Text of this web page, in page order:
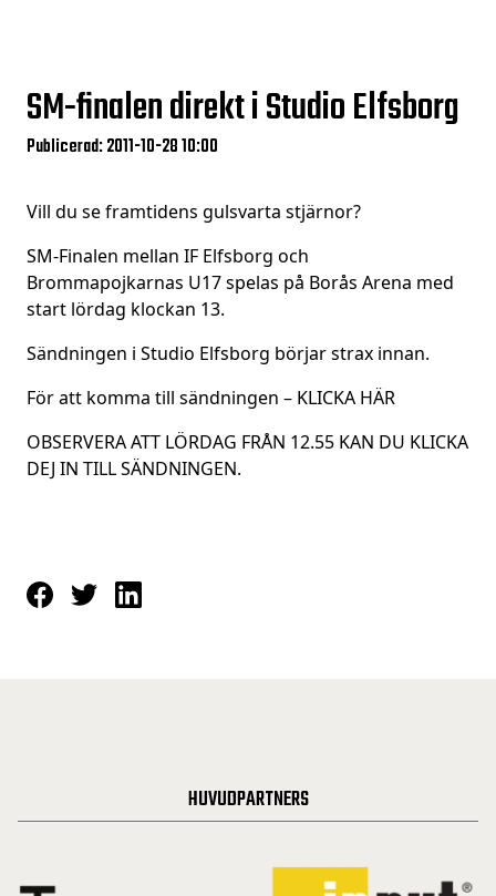
SM-finalen direkt i Studio Elfsborg
Publicerad: 2011-10-28 10:00
Vill du se framtidens gulsvarta stjärnor?
SM-Finalen mellan IF Elfsborg och
Brommapojkarnas U17 spelas på Borås Arena med
start lördag klockan 13.
Sändningen i Studio Elfsborg börjar strax innan.
För att komma till sändningen – KLICKA HÄR
OBSERVERA ATT LÖRDAG FRÅN 12.55 KAN DU KLICKA
DEJ IN TILL SÄNDNINGEN.
HUVUDPARTNERS